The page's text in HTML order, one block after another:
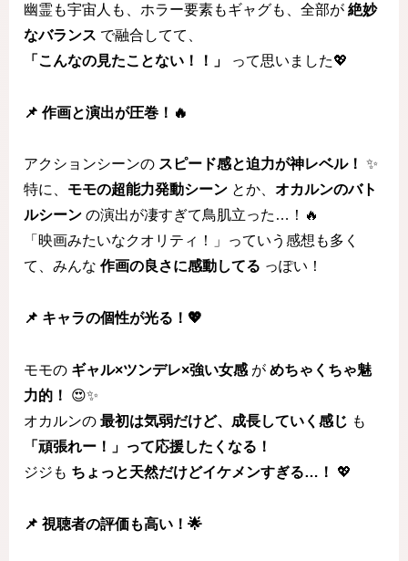
幽霊も宇宙人も、ホラー要素もギャグも、全部が 絶妙
なバランス で融合してて、
「こんなの見たことない！！」
って思いました💖
📌 作画と演出が圧巻！🔥
アクションシーンの スピード感と迫力が神レベル！ ✨
特に、 モモの超能力発動シーン とか、 オカルンのバト
ルシーン の演出が凄すぎて鳥肌立った…！🔥
「映画みたいなクオリティ！」っていう感想も多く
て、みんな 作画の良さに感動してる っぽい！
📌 キャラの個性が光る！💖
モモの ギャル×ツンデレ×強い女感 が めちゃくちゃ魅
力的！
😍✨
オカルンの 最初は気弱だけど、成長していく感じ も
「頑張れー！」って応援したくなる！
ジジも ちょっと天然だけどイケメンすぎる…！ 💖
📌 視聴者の評価も高い！🌟